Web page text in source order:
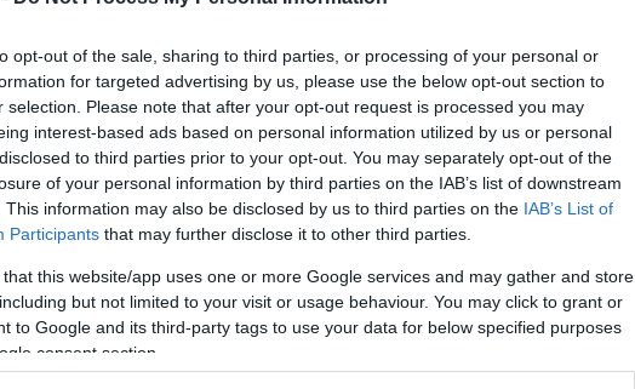
opt-out of the sale, sharing to third parties, or processing of your personal or
for targeted advertising by us, please use the below opt-out section to
selection. Please note that after your opt-out request is processed you may
interest-based ads based on personal information utilized by us or personal
to third parties prior to your opt-out. You may separately opt-out of the
of your personal information by third parties on the IAB’s list of downstream
This information may also be disclosed by us to third parties on the IAB’s List of
Participants that may further disclose it to other third parties.
that this website/app uses one or more Google services and may gather and store
but not limited to your visit or usage behaviour. You may click to grant or
to Google and its third-party tags to use your data for below specified purposes
consent section.
finora, dalle dinamiche della trama fino ai